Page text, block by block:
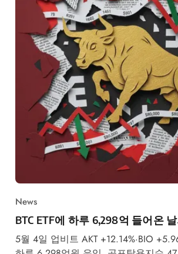
News
BTC ETF에 하루 6,298억 들어온
5월 4일 업비트 AKT +12.14%·BIO